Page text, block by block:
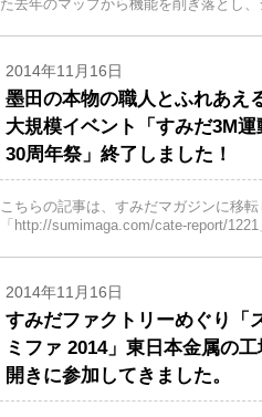
た去年のマップから機能を削ぎ落とし
2014年11月16日
墨田の本物の職人とふれあえ
大規模イベント「すみだ3M運
30周年祭」終了しました！
こちらの記事は、すみだマガジンに移
「http://sumimaga.com/cate-report/
2014年11月16日
すみだファクトリーめぐり「
ミファ 2014」東日本金属の工
開きに参加してきました。